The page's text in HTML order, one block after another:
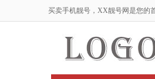
买卖手机靓号，XX靓号网是您的